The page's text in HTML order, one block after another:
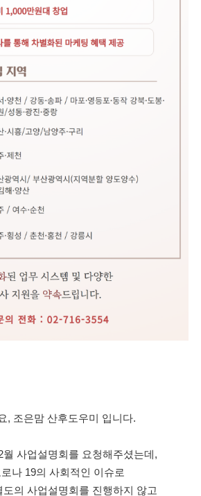
, 조은맘 산후도우미 입니다.
월 사업설명회를 요청해주셨는데,
나 19의 사회적인 이슈로
도의 사업설명회를 진행하지 않고